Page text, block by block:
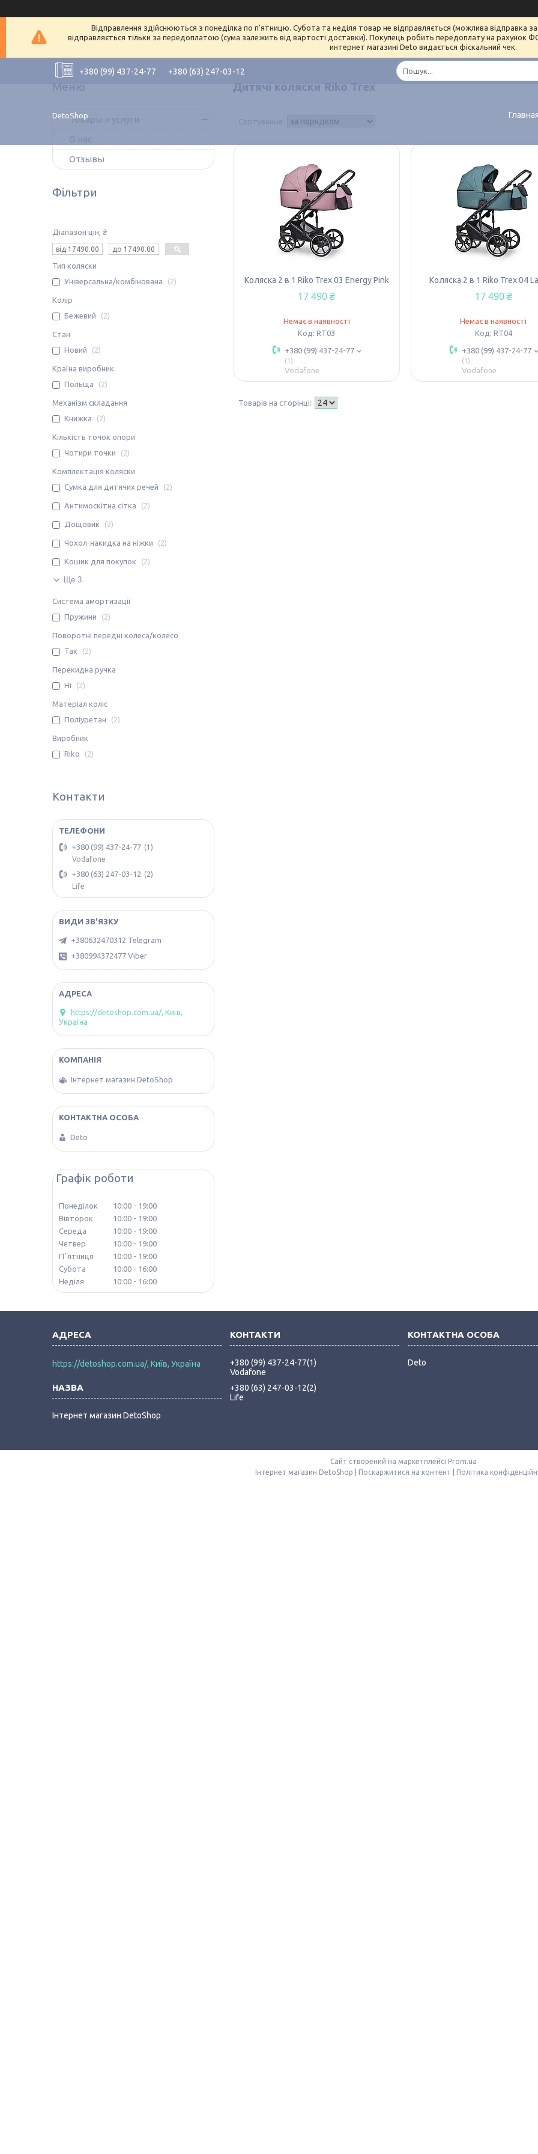
Відправлення здійснюються з понеділка по п'ятницю. Субота та неділя товар не відправляється (можлива відправка
відправляється тільки за передоплатою (сума залежить від вартості доставки). Покупець робить передоплату на рахунок
интернет магазині Deto видається фіскальний чек.
+380 (99) 437-24-77 +380 (63) 247-03-12
DetoShop
Дитячі коляски Riko Trex
Коляска 2 в 1 Riko Trex 03 Energy Pink
17 490 ₴
Немає в наявності
RT03
+380 (99) 437-24-77
1
Vodafone
Коляска 2 в 1 Riko Trex 04
17 490 ₴
Немає в наявності
RT04
+380 (99) 437-24-77
1
Vodafone
Товары и услуги
О нас
Отзывы
Фільтри
Діапазон цін, ₴
Тип коляски
Універсальна/комбінована
2
Колір
Бежевий
2
Стан
Новий
2
Країна виробник
Польща
2
Механізм складання
Книжка
2
Кількість точок опори
Чотири точки
2
Комплектація коляски
Сумка для дитячих речей
2
Антимоскітна сітка 2
Дощовик 2
Чохол-накидка на ніжки 2
Кошик для покупок 2
Ще 3
Система амортизації
Пружини
2
Поворотні передні колеса/колесо
Так
2
Перекидна ручка
Ні
2
Матеріал коліс
Поліуретан
2
Виробник
Riko
2
Контакти
+380 (99) 437-24-77
1
Vodafone
+380 (63) 247-03-12
2
Life
+380632470312 Telegram
+380994372477 Viber
https://detoshop.com.ua/, Київ,
Україна
Інтернет магазин DetoShop
Deto
Графік роботи
Понеділок 10:00
19:00
Вівторок
10:00
19:00
Середа
10:00
19:00
Четвер
10:00
19:00
Пʼятниця
10:00
19:00
Субота
10:00
16:00
Неділя
10:00 16:00
https://detoshop.com.ua/, Київ, Україна
Інтернет магазин DetoShop
+380 (99) 437-24-77 1
Vodafone
+380 (63) 247-03-12 2
Life
Deto
Сайт створений на маркетплейсі Prom.ua
Поскаржитися на контент Політика